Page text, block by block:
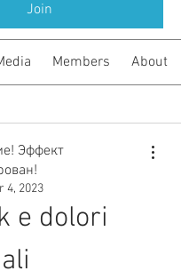
Join
Members About
Эффект
4, 2023
e dolori